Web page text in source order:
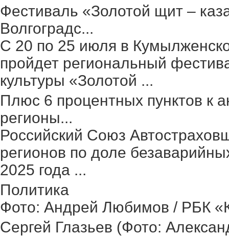
Фестиваль «Золотой щит –
Волгоградс...
С 20 по 25 июля в
пройдет региональный
культуры «Золотой ...
Плюс 6 процентных пунктов к
регионы...
Российский Союз
регионов по доле
2025 года ...
Политика
Фото: Андрей Любимов / РБК
Сергей Глазьев (Фото: